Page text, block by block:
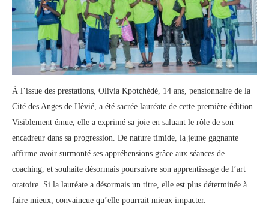
À l’issue des prestations, Olivia Kpotchédé, 14 ans, pensionnaire de la
Cité des Anges de Hêvié, a été sacrée lauréate de cette première édition.
Visiblement émue, elle a exprimé sa joie en saluant le rôle de son
encadreur dans sa progression. De nature timide, la jeune gagnante
affirme avoir surmonté ses appréhensions grâce aux séances de
coaching, et souhaite désormais poursuivre son apprentissage de l’art
oratoire. Si la lauréate a désormais un titre, elle est plus déterminée à
faire mieux, convaincue qu’elle pourrait mieux impacter.